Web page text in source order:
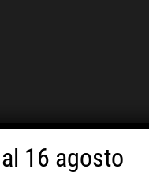
16 agosto